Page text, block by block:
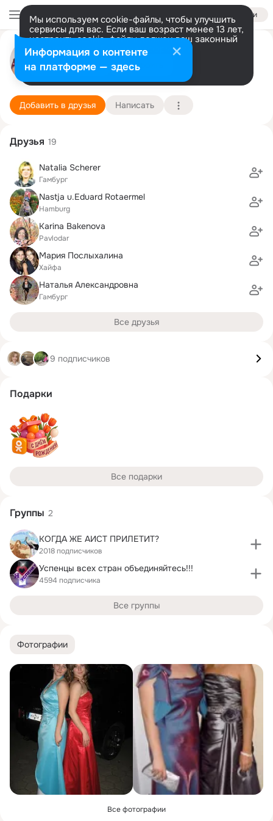
Войти
Мы используем cookie-файлы, чтобы улучшить
сервисы для вас. Если ваш возраст менее 13 лет,
настроить cookie-файлы должен ваш законный
представитель. Больше информации
Разрешить все Настроить
Ольга Топко
Гамбург 19 января (39 лет)
Подробнее
Добавить в друзья Написать
Фотографии
Все фотографии
Друзья 19
Natalia Scherer
Гамбург
Nastja u.Eduard Rotaermel
Hamburg
Karina Bakenova
Pavlodar
Мария Послыхалина
Хайфа
Наталья Александровна
Гамбург
Все друзья
9 подписчиков
Подарки
Все подарки
Группы 2
КОГДА ЖЕ АИСТ ПРИЛЕТИТ?
2018 подписчиков
Успенцы всех стран объединяйтесь!!!
4594 подписчика
Все группы
Информация о контенте
на платформе — здесь